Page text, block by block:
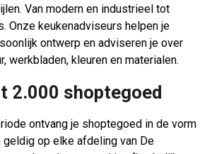
Van modern en industrieel tot
Onze keukenadviseurs helpen je
ontwerp en adviseren je over
werkbladen, kleuren en materialen.
2.000 shoptegoed
ontvang je shoptegoed in de vorm
geldig op elke afdeling van De